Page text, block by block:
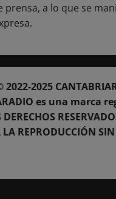
prensa, a lo que se
2025
es una marca
REPRODUCCIÓN